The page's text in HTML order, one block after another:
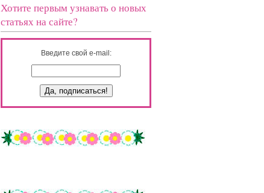
Хотите первым узнавать о новых
статьях на сайте?
Введите свой e-mail: